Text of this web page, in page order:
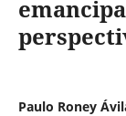
Paulo Roney